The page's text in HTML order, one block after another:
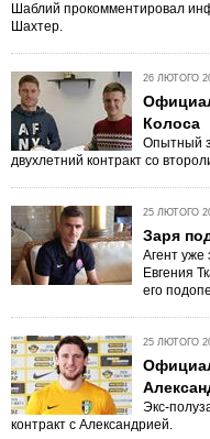
Шаблий прокомментировал
Шахтер.
26 ЛЮТОГО
Колоса
Опытный
двухлетний контракт со
25 ЛЮТОГО
Заря
Агент уже
Евгения
его
25 ЛЮТОГО
Экс-
контракт с Александрией.